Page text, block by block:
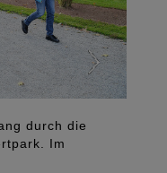
durch die
Im